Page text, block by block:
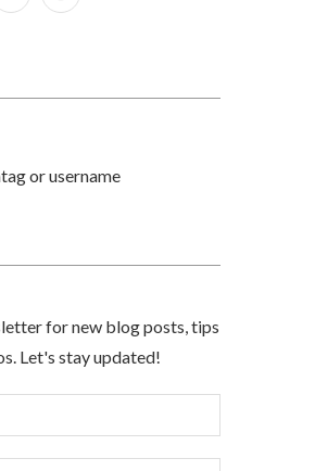
or username
for new blog posts, tips
Let's stay updated!